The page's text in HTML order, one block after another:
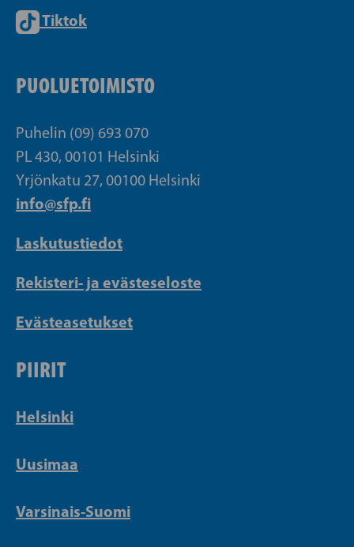
Tiktok
PUOLUETOIMISTO
Puhelin (09) 693 070
PL 430, 00101 Helsinki
Yrjönkatu 27, 00100 Helsinki
info@sfp.fi
Laskutustiedot
Rekisteri- ja evästeseloste
Evästeasetukset
PIIRIT
Helsinki
Uusimaa
Varsinais-Suomi